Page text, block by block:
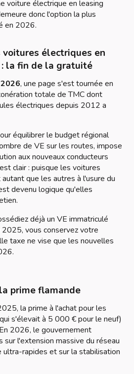
voiture électrique en leasing
donc l'option la plus
en 2026.
électriques en
la fin de la gratuité
, une page s'est tournée en
totale de TMC dont
électriques depuis 2012 a
équilibrer le budget régional
de VE sur les routes, impose
aux nouveaux conducteurs
clair : puisque les voitures
que les autres à l'usure du
devenu logique qu'elles
déjà un VE immatriculé
vous conservez votre
taxe ne vise que les nouvelles
prime flamande
la prime à l'achat pour les
s'élevait à 5 000 € pour le neuf)
2026, le gouvernement
sur l'extension massive du réseau
ultra-rapides et sur la stabilisation